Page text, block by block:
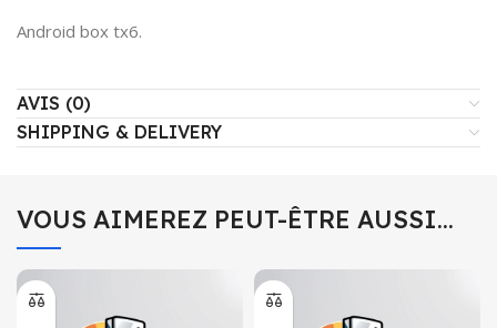
Android box tx6.
AVIS (0)
SHIPPING & DELIVERY
VOUS AIMEREZ PEUT-ÊTRE AUSSI…